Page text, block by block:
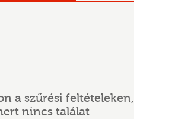
a szűrési feltételeken,
nincs találat